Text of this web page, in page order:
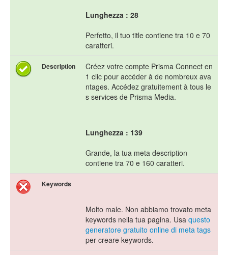
Lunghezza : 28
Perfetto, il tuo title contiene tra 10 e 70
caratteri.
Description
Créez votre compte Prisma Connect en
1 clic pour accéder à de nombreux ava
ntages. Accédez gratuitement à tous le
s services de Prisma Media.
Lunghezza : 139
Grande, la tua meta description
contiene tra 70 e 160 caratteri.
Keywords
Molto male. Non abbiamo trovato meta
keywords nella tua pagina. Usa questo
generatore gratuito online di meta tags
per creare keywords.